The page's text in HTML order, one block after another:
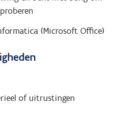
(Microsoft Office)
of uitrustingen